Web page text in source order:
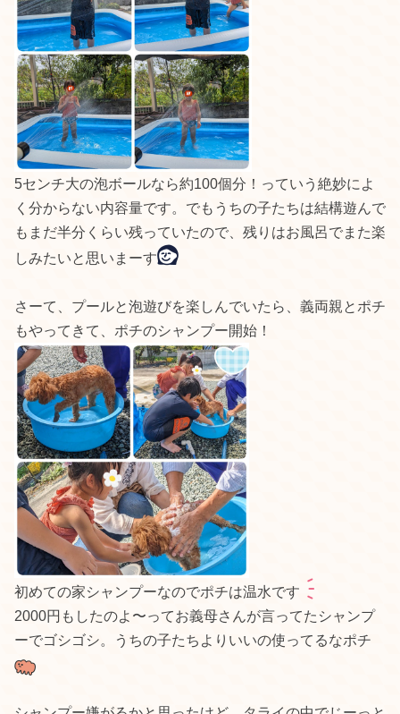
5センチ大の泡ボールなら約100個分！っていう絶妙によ
く分からない内容量です。でもうちの子たちは結構遊んで
もまだ半分くらい残っていたので、残りはお風呂でまた楽
しみたいと思いまーす
さーて、プールと泡遊びを楽しんでいたら、義両親とポチ
もやってきて、ポチのシャンプー開始！
初めての家シャンプーなのでポチは温水です
2000円もしたのよ〜ってお義母さんが言ってたシャンプ
ーでゴシゴシ。うちの子たちよりいいの使ってるなポチ